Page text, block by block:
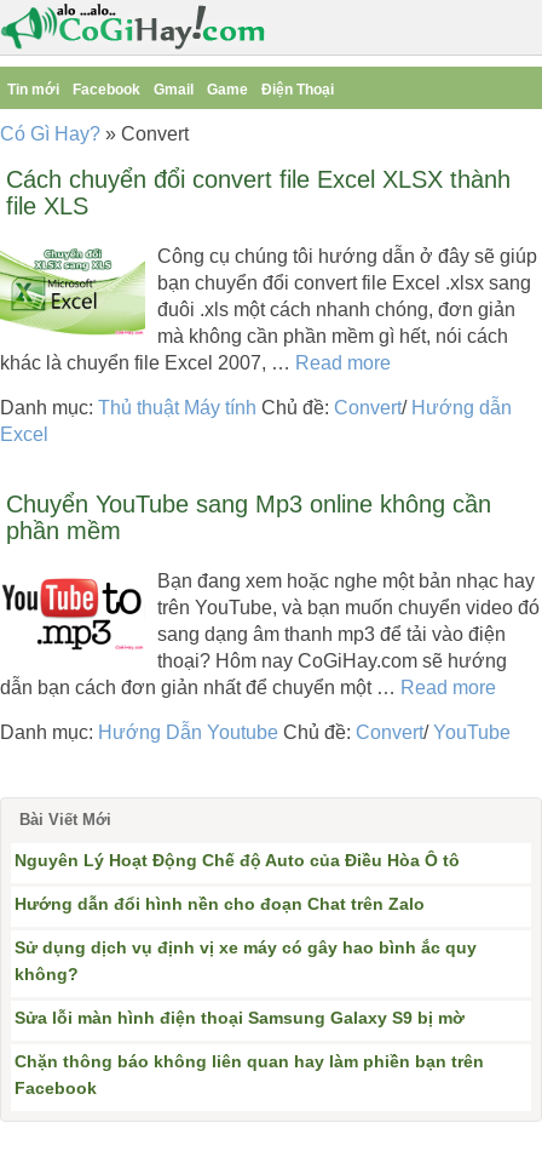
Tin mới Facebook Gmail Game Điện Thoại
Có Gì Hay? » Convert
Cách chuyển đổi convert file Excel XLSX thành
file XLS
Công cụ chúng tôi hướng dẫn ở đây sẽ giúp
bạn chuyển đổi convert file Excel .xlsx sang
đuôi .xls một cách nhanh chóng, đơn giản
mà không cần phần mềm gì hết, nói cách
khác là chuyển file Excel 2007, … Read more
Danh mục: Thủ thuật Máy tính Chủ đề: Convert/ Hướng dẫn
Excel
Chuyển YouTube sang Mp3 online không cần
phần mềm
Bạn đang xem hoặc nghe một bản nhạc hay
trên YouTube, và bạn muốn chuyển video đó
sang dạng âm thanh mp3 để tải vào điện
thoại? Hôm nay CoGiHay.com sẽ hướng
dẫn bạn cách đơn giản nhất để chuyển một … Read more
Danh mục: Hướng Dẫn Youtube Chủ đề: Convert/YouTube
Bài Viết Mới
Nguyên Lý Hoạt Động Chế độ Auto của Điều Hòa Ô tô
Hướng dẫn đổi hình nền cho đoạn Chat trên Zalo
Sử dụng dịch vụ định vị xe máy có gây hao bình ắc quy
không?
Sửa lỗi màn hình điện thoại Samsung Galaxy S9 bị mờ
Chặn thông báo không liên quan hay làm phiền bạn trên
Facebook